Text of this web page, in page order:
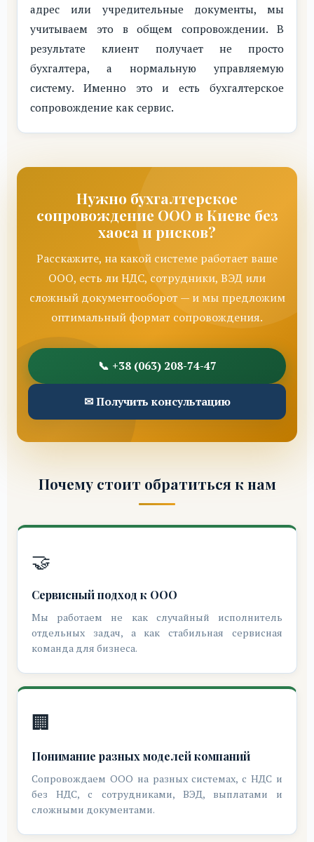
адрес или учредительные документы, мы
учитываем это в общем сопровождении. В
результате клиент получает не просто
бухгалтера, а нормальную управляемую
систему. Именно это и есть бухгалтерское
сопровождение как сервис.
Нужно бухгалтерское
сопровождение ООО в Киеве без
хаоса и рисков?
Расскажите, на какой системе работает ваше
ООО, есть ли НДС, сотрудники, ВЭД или
сложный документооборот — и мы предложим
оптимальный формат сопровождения.
📞 +38 (063) 208-74-47
✉ Получить консультацию
Почему стоит обратиться к нам
🤝
Сервисный подход к ООО
Мы работаем не как случайный исполнитель
отдельных задач, а как стабильная сервисная
команда для бизнеса.
🏢
Понимание разных моделей компаний
Сопровождаем ООО на разных системах, с НДС и
без НДС, с сотрудниками, ВЭД, выплатами и
сложными документами.